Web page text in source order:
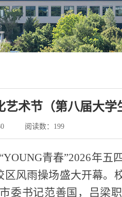
术节（第八届大
阅读数： 199
青春”2026年五
风雨操场盛大开幕。
委书记范善国，吕梁